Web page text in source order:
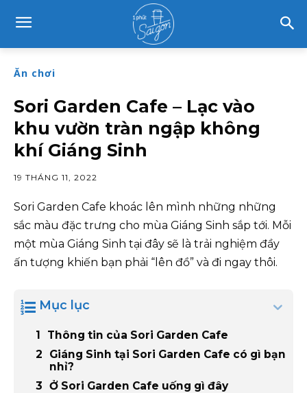
Ăn chơi
Sori Garden Cafe – Lạc vào
khu vườn tràn ngập không
khí Giáng Sinh
19 THÁNG 11, 2022
Sori Garden Cafe khoác lên mình những những
sắc màu đặc trưng cho mùa Giáng Sinh sắp tới. Mỗi
một mùa Giáng Sinh tại đây sẽ là trải nghiệm đầy
ấn tượng khiến bạn phải “lên đồ” và đi ngay thôi.
Mục lục
Thông tin của Sori Garden Cafe
Giáng Sinh tại Sori Garden Cafe có gì bạn
nhỉ?
Ở Sori Garden Cafe uống gì đây